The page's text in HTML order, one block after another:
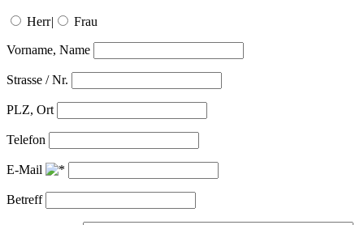
Herr| Frau
Vorname, Name
Strasse / Nr.
PLZ, Ort
Telefon
E-Mail
Betreff